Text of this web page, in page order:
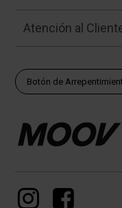
Atención al
Botón de